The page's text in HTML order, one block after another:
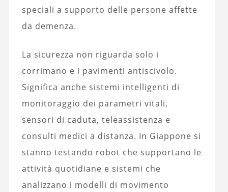
speciali a supporto delle persone affette
da demenza.
La sicurezza non riguarda solo i
corrimano e i pavimenti antiscivolo.
Significa anche sistemi intelligenti di
monitoraggio dei parametri vitali,
sensori di caduta, teleassistenza e
consulti medici a distanza. In Giappone si
stanno testando robot che supportano le
attività quotidiane e sistemi che
analizzano i modelli di movimento